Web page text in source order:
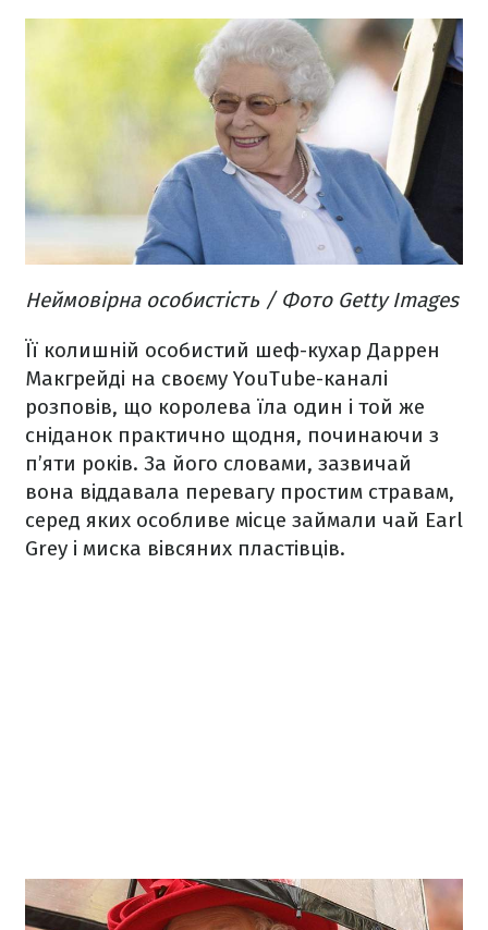
Неймовірна особистість / Фото Getty Images
Її колишній особистий шеф-кухар Даррен
Макгрейді на своєму YouTube-каналі
розповів, що королева їла один і той же
сніданок практично щодня, починаючи з
п’яти років. За його словами, зазвичай
вона віддавала перевагу простим стравам,
серед яких особливе місце займали чай Earl
Grey і миска вівсяних пластівців.